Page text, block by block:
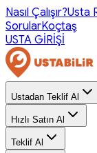
Nasıl Çalışır?Usta
SorularKoçtaş
USTA GİRİŞİ
Ustadan Teklif Al
Hızlı Satın Al
Teklif Al